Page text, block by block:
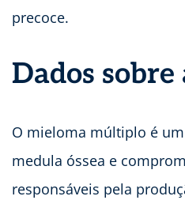
precoce.
Dados sobre
O mieloma múltiplo é um
medula óssea e
responsáveis pela